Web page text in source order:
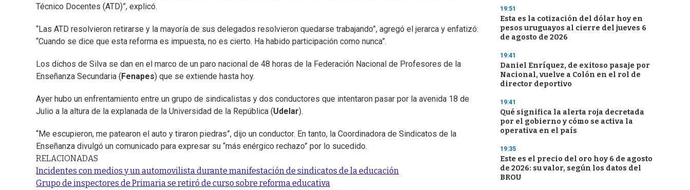
Técnico Docentes (ATD)”, explicó.
“Las ATD resolvieron retirarse y la mayoría de sus delegados resolvieron quedarse trabajando”, agregó el jerarca y enfatizó:
“Cuando se dice que esta reforma es impuesta, no es cierto. Ha habido participación como nunca”.
Los dichos de Silva se dan en el marco de un paro nacional de 48 horas de la Federación Nacional de Profesores de la
Enseñanza Secundaria ( Fenapes) que se extiende hasta hoy.
Ayer hubo un enfrentamiento entre un grupo de sindicalistas y dos conductores que intentaron pasar por la avenida 18 de
Julio a la altura de la explanada de la Universidad de la República (Udelar).
“Me escupieron, me patearon el auto y tiraron piedras”, dijo un conductor. En tanto, la Coordinadora de Sindicatos de la
Enseñanza divulgó un comunicado para expresar su “más enérgico rechazo” por lo sucedido.
RELACIONADAS
Incidentes con medios y un automovilista durante manifestación de sindicatos de la educación
Grupo de inspectores de Primaria se retiró de curso sobre reforma educativa
19:51
Esta es la cotización del dólar hoy en
pesos uruguayos al cierre del jueves 6
de agosto de 2026
19:41
Daniel Enríquez, de exitoso pasaje por
Nacional, vuelve a Colón en el rol de
director deportivo
19:41
Qué significa la alerta roja decretada
por el gobierno y cómo se activa la
operativa en el país
19:35
Este es el precio del oro hoy 6 de agosto
de 2026: su valor, según los datos del
BROU